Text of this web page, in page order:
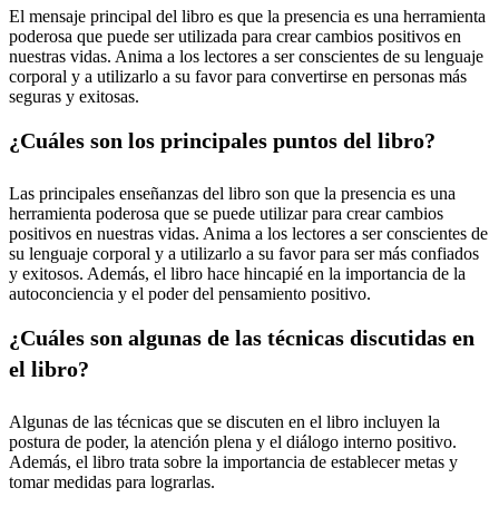
El mensaje principal del libro es que la presencia es una herramienta
poderosa que puede ser utilizada para crear cambios positivos en
nuestras vidas. Anima a los lectores a ser conscientes de su lenguaje
corporal y a utilizarlo a su favor para convertirse en personas más
seguras y exitosas.
¿Cuáles son los principales puntos del libro?
Las principales enseñanzas del libro son que la presencia es una
herramienta poderosa que se puede utilizar para crear cambios
positivos en nuestras vidas. Anima a los lectores a ser conscientes de
su lenguaje corporal y a utilizarlo a su favor para ser más confiados
y exitosos. Además, el libro hace hincapié en la importancia de la
autoconciencia y el poder del pensamiento positivo.
¿Cuáles son algunas de las técnicas discutidas en
el libro?
Algunas de las técnicas que se discuten en el libro incluyen la
postura de poder, la atención plena y el diálogo interno positivo.
Además, el libro trata sobre la importancia de establecer metas y
tomar medidas para lograrlas.